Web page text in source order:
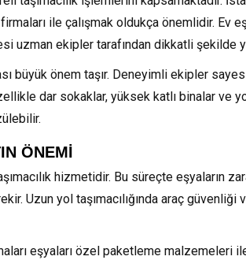
ile çalışmak oldukça önemlidir. Ev
uzman ekipler tarafından dikkatli şekilde
büyük önem taşır. Deneyimli ekipler
dar sokaklar, yüksek katlı binalar ve
ÖNEMİ
hizmetidir. Bu süreçte eşyaların
Uzun yol taşımacılığında araç güvenliği
eşyaları özel paketleme malzemeleri ile